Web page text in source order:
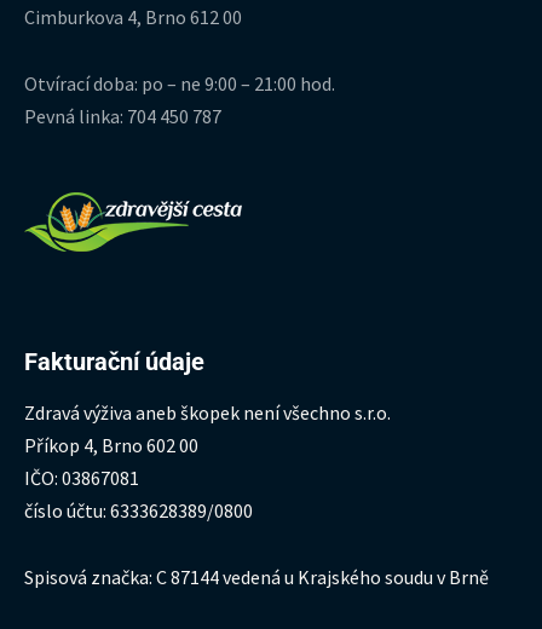
Cimburkova 4, Brno 612 00
Otvírací doba: po – ne 9:00 – 21:00 hod.
Pevná linka: 704 450 787
Fakturační údaje
Zdravá výživa aneb škopek není všechno s.r.o.
Příkop 4, Brno 602 00
IČO: 03867081
číslo účtu: 6333628389/0800
Spisová značka: C 87144 vedená u Krajského soudu v Brně